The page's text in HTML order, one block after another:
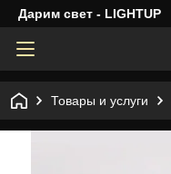
Дарим свет - LIGHTUP
Товары и услуги